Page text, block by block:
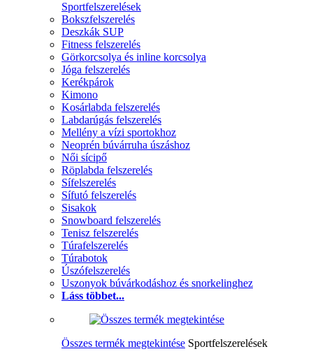
Sportfelszerelések
Bokszfelszerelés
Deszkák SUP
Fitness felszerelés
Görkorcsolya és inline korcsolya
Jóga felszerelés
Kerékpárok
Kimono
Kosárlabda felszerelés
Labdarúgás felszerelés
Mellény a vízi sportokhoz
Neoprén búvárruha úszáshoz
Női sícipő
Röplabda felszerelés
Sífelszerelés
Sífutó felszerelés
Sisakok
Snowboard felszerelés
Tenisz felszerelés
Túrafelszerelés
Túrabotok
Úszófelszerelés
Uszonyok búvárkodáshoz és snorkelinghez
Láss többet...
Összes termék megtekintése Sportfelszerelések